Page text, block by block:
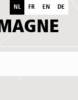
NL FR EN DE